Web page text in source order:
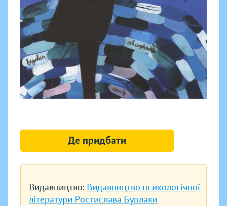
Видавництво: Видавництво психологічної
літератури Ростислава Бурлаки
Де придбати